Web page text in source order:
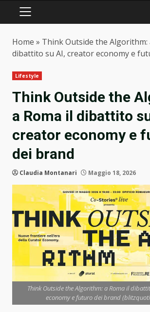
PRIMARY
Home » Think Outside the Algorithm:
dibattito su AI, creator economy e
Lifestyle
Think Outside the
a Roma il dibattito
creator economy e
dei brand
Claudia Montanari Maggio 18, 2026
Think Outside the Algorithm: a Roma il
economy e futuro dei brand